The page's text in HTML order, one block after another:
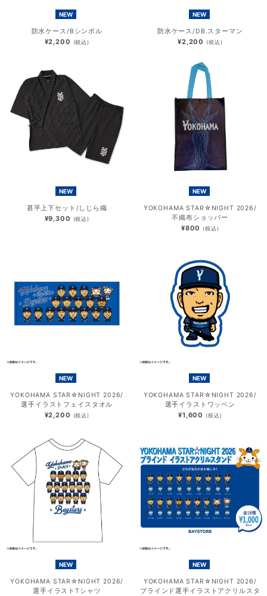
NEW
防水ケース/Bシンボル
¥2,200 (税込)
NEW
防水ケース/DB.スターマン
¥2,200 (税込)
NEW
甚平上下セット/しじら織
¥9,300 (税込)
NEW
YOKOHAMA STAR☆NIGHT 2026/
不織布ショッパー
¥800 (税込)
NEW
YOKOHAMA STAR☆NIGHT 2026/
選手イラストフェイスタオル
¥2,200 (税込)
NEW
YOKOHAMA STAR☆NIGHT 2026/
選手イラストワッペン
¥1,600 (税込)
NEW
YOKOHAMA STAR☆NIGHT 2026/
選手イラストTシャツ
NEW
YOKOHAMA STAR☆NIGHT 2026/
ブラインド選手イラストアクリルスタ